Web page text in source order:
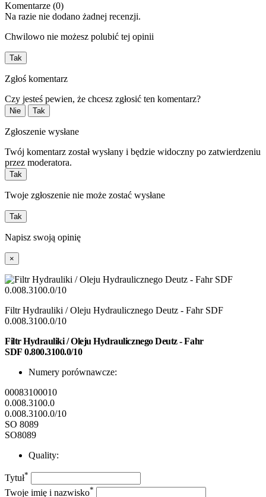
Komentarze (0)
Na razie nie dodano żadnej recenzji.
Chwilowo nie możesz polubić tej opinii
Tak
Zgłoś komentarz
Czy jesteś pewien, że chcesz zgłosić ten komentarz?
Nie Tak
Zgłoszenie wysłane
Twój komentarz został wysłany i będzie widoczny po zatwierdzeniu
przez moderatora.
Tak
Twoje zgłoszenie nie może zostać wysłane
Tak
Napisz swoją opinię
×
Filtr Hydrauliki / Oleju Hydraulicznego Deutz - Fahr SDF
0.008.3100.0/10
FiltrHydrauliki / Oleju Hydraulicznego Deutz - Fahr
SDF0.800.3100.0/10
Numery porównawcze:
00083100010
0.008.3100.0
0.008.3100.0/10
SO 8089
SO8089
Quality:
Tytuł*
Twoje imię i nazwisko*